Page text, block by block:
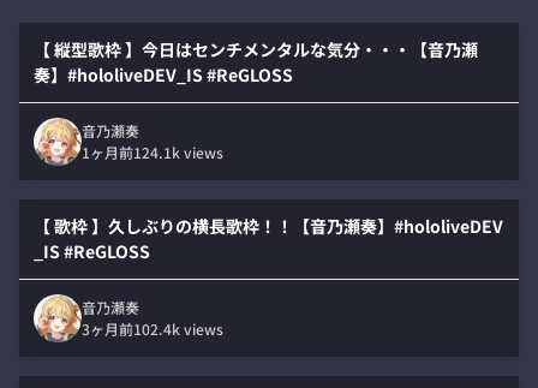
【 縦型歌枠 】今日はセンチメンタルな気分・・・【音乃瀬
奏】#hololiveDEV_IS #ReGLOSS
音乃瀬奏
1ヶ月前124.1kviews
【 歌枠 】久しぶりの横長歌枠！！【音乃瀬奏】#hololiveDEV
_IS #ReGLOSS
音乃瀬奏
3ヶ月前102.4kviews